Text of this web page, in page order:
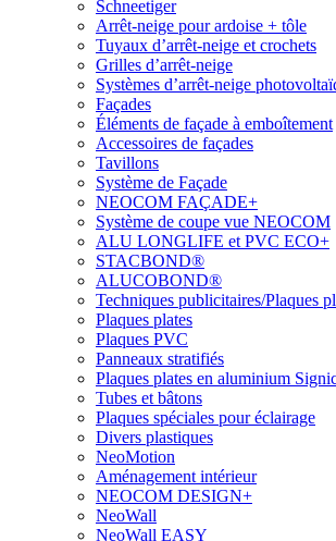
Schneetiger
Arrêt-neige pour ardoise + tôle
Tuyaux d’arrêt-neige et crochets
Grilles d’arrêt-neige
Systèmes d’arrêt-neige
Façades
Éléments de façade à emboîtement
Accessoires de façades
Tavillons
Système de Façade
NEOCOM FAÇADE+
Système de coupe vue NEOCOM
ALU LONGLIFE et PVC ECO+
STACBOND®
ALUCOBOND®
Techniques publicitaires/Plaques
Plaques plates
Plaques PVC
Panneaux stratifiés
Plaques plates en aluminium
Tubes et bâtons
Plaques spéciales pour éclairage
Divers plastiques
NeoMotion
Aménagement intérieur
NEOCOM DESIGN+
NeoWall
NeoWall EASY